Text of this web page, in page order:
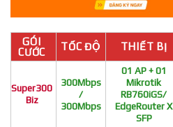
GÓI
CƯỚC
TỐC ĐỘ THIẾT BỊ
Super300
Biz
300Mbps
/
300Mbps
01 AP + 01
Mikrotik
RB760iGS/
EdgeRouter X
SFP